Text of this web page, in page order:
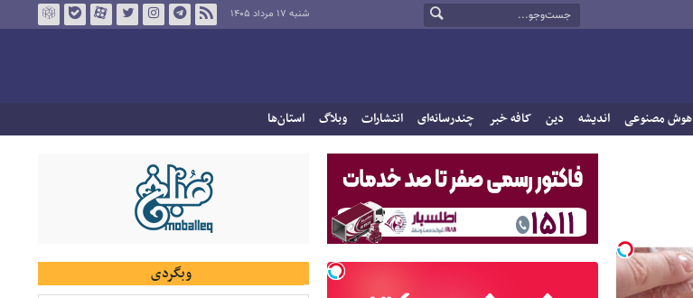
شنبه ۱۷ مرداد ۱۴۰۵
هوش مصنوعی اندیشه دین کافه خبر چندرسانه‌ای انتشارات وبلاگ استان‌ها
وبگردی